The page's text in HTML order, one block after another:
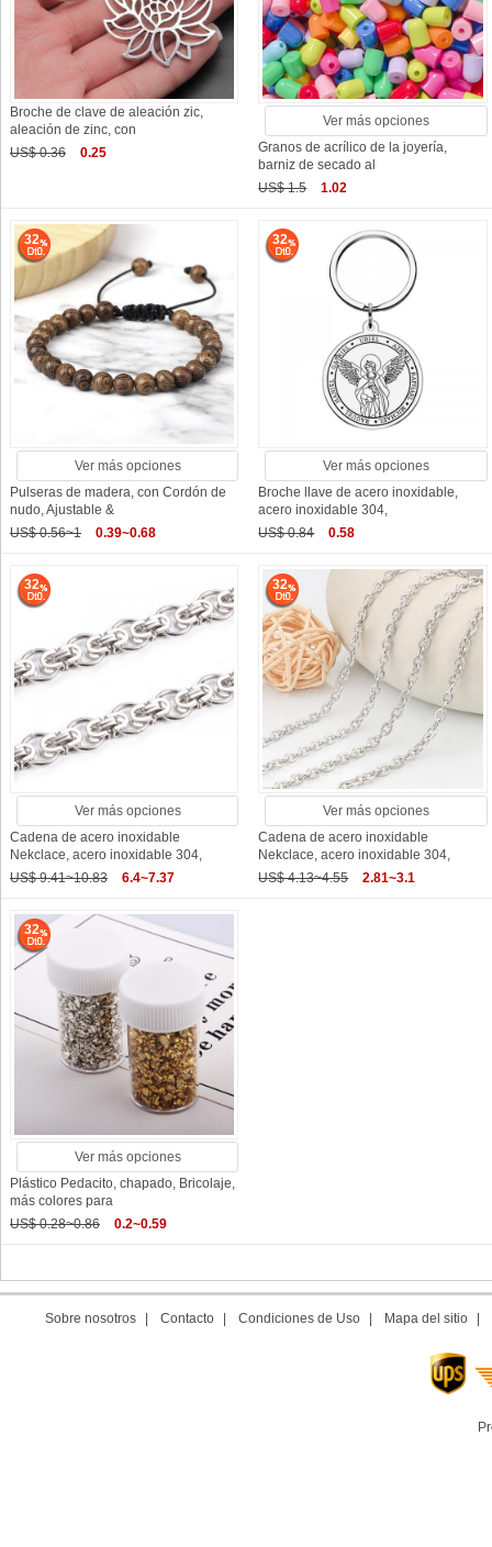
Broche de clave de aleación zic,
aleación de zinc, con
US$ 0.36
0.25
Ver más opciones
Granos de acrílico de la joyería,
barniz de secado al
US$ 1.5
1.02
32
Ver más opciones
Pulseras de madera, con Cordón de
nudo, Ajustable &
US$ 0.56~1
0.39~0.68
32
Ver más opciones
Broche llave de acero inoxidable,
acero inoxidable 304,
US$ 0.84
0.58
32
Ver más opciones
Cadena de acero inoxidable
Nekclace, acero inoxidable 304,
US$ 9.41~10.83
6.4~7.37
32
Ver más opciones
Cadena de acero inoxidable
Nekclace, acero inoxidable 304,
US$ 4.13~4.55
2.81~3.1
32
Ver más opciones
Plástico Pedacito, chapado, Bricolaje,
más colores para
US$ 0.28~0.86
0.2~0.59
Sobre nosotros | Contacto | Condiciones de Uso | Mapa del sitio |